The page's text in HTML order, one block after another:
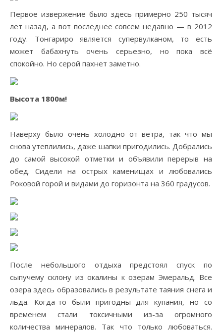
Первое извержение было здесь примерно 250 тысяч
лет назад, а вот последнее совсем недавно — в 2012
году. Тонгариро является супервулканом, то есть
может бабахнуть очень серьезно, но пока всё
спокойно. Но серой пахнет заметно.
Высота 1800м!
Наверху было очень холодно от ветра, так что мы
снова утеплились, даже шапки пригодились. Добрались
до самой высокой отметки и объявили перерыв на
обед. Сидели на острых каменищах и любовались
Роковой горой и видами до горизонта на 360 градусов.
После небольшого отдыха предстоял спуск по
сыпучему склону из окалины к озерам Эмеральд. Все
озера здесь образовались в результате таяния снега и
льда. Когда-то были пригодны для купания, но со
временем стали токсичными из-за огромного
количества минералов. Так что только любоваться.